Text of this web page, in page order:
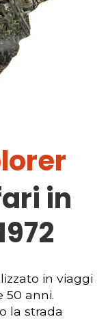
in
in viaggi
50 anni.
la strada